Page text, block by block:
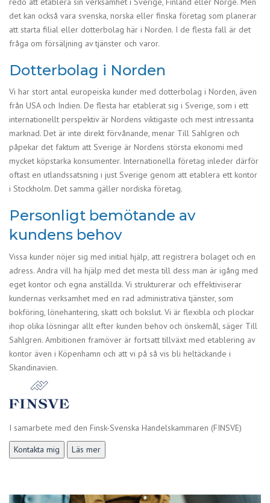
det kan också vara svenska, norska eller finska företag som planerar
att starta filial eller dotterbolag här i Norden. I de flesta fall är det
fråga om försäljning av tjänster och varor.
Dotterbolag i Norden
Vi har stort antal europeiska kunder med dotterbolag i Norden, även
från USA och Indien. De flesta har etablerat sig i Sverige, som i ett
internationellt perspektiv är Nordens viktigaste och mest intressanta
marknad. Det är inte direkt förvånande, menar Till Sahlgren och
påpekar det faktum att Sverige är Nordens största ekonomi med
mycket köpstarka konsumenter. Internationella företag inleder därför
oftast en utlandssatsning i just Sverige genom att etablera ett kontor
i Stockholm. Det samma gäller nordiska företag.
Personligt bemötande av
kundens behov
Vissa kunder nöjer sig med initial hjälp, att registrera bolaget och en
adress. Andra vill ha hjälp med det mesta till dess man är igång med
eget kontor och egna anställda. Vi strukturerar och effektiviserar
kundernas verksamhet med en rad administrativa tjänster, som
bokföring, lönehantering, skatt och bokslut. Vi är flexibla och plockar
ihop olika lösningar allt efter kunden behov och önskemål, säger Till
Sahlgren. Ambitionen framöver är fortsatt tillväxt med etablering av
kontor även i Köpenhamn och att vi på så vis bli heltäckande i
Skandinavien.
I samarbete med den Finsk-Svenska Handelskammaren (FINSVE)
Kontakta mig
Läs mer